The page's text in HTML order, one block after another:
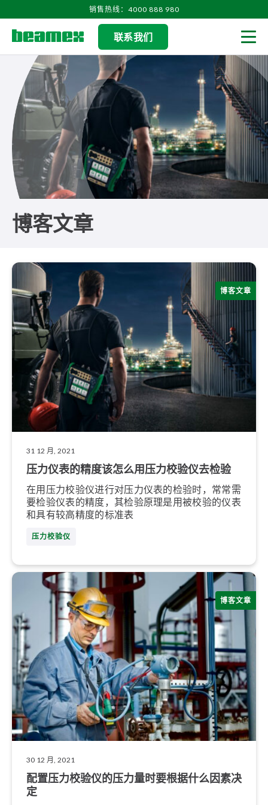
销售热线：4000 888 980
联系我们
博客文章
博客文章
31 12 月, 2021
压力仪表的精度该怎么用压力校验仪去检验
在用压力校验仪进行对压力仪表的检验时，常常需
要检验仪表的精度，其检验原理是用被校验的仪表
和具有较高精度的标准表
压力校验仪
博客文章
30 12 月, 2021
配置压力校验仪的压力量时要根据什么因素决
定